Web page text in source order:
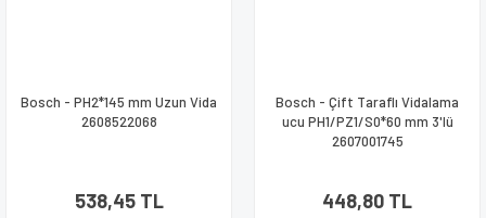
Bosch - PH2*145 mm Uzun Vida
2608522068
538,45 TL
Bosch - Çift Taraflı Vidalama
ucu PH1/PZ1/S0*60 mm 3'lü
2607001745
448,80 TL